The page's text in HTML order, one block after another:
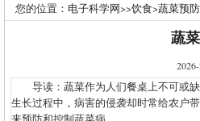
您的位置： 电子科学网>>饮食>蔬菜预
蔬
导读：蔬菜作为人们餐桌上不可或缺
生长过程中，病害的侵袭却时常给农户